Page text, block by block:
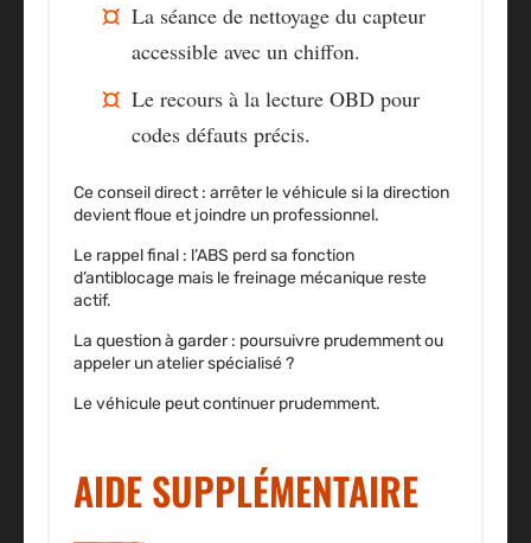
La séance de nettoyage du capteur
accessible avec un chiffon.
Le recours à la lecture OBD pour
codes défauts précis.
Ce conseil direct : arrêter le véhicule si la direction
devient floue et joindre un professionnel.
Le rappel final : l’ABS perd sa fonction
d’antiblocage mais le freinage mécanique reste
actif.
La question à garder : poursuivre prudemment ou
appeler un atelier spécialisé ?
Le véhicule peut continuer prudemment.
AIDE SUPPLÉMENTAIRE